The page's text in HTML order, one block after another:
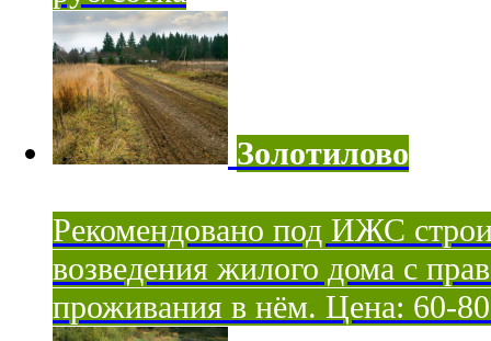
Золотилово
Рекомендовано под ИЖС
возведения жилого дома с
проживания в нём. Цена: 60-80